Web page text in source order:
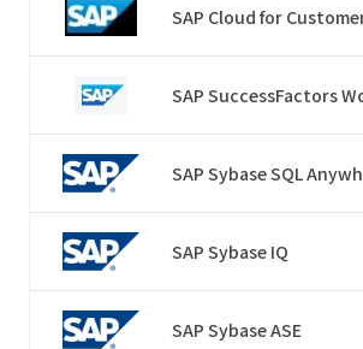
SAP Cloud for
SAP SuccessFactors
SAP Sybase SQL
SAP Sybase IQ
SAP Sybase ASE